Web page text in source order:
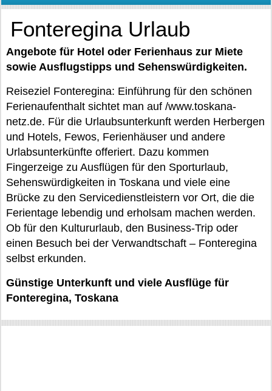
Fonteregina Urlaub
Angebote für Hotel oder Ferienhaus zur Miete
sowie Ausflugstipps und Sehenswürdigkeiten.
Reiseziel Fonteregina: Einführung für den schönen
Ferienaufenthalt sichtet man auf /www.toskana-
netz.de. Für die Urlaubsunterkunft werden Herbergen
und Hotels, Fewos, Ferienhäuser und andere
Urlabsunterkünfte offeriert. Dazu kommen
Fingerzeige zu Ausflügen für den Sporturlaub,
Sehenswürdigkeiten in Toskana und viele eine
Brücke zu den Servicedienstleistern vor Ort, die die
Ferientage lebendig und erholsam machen werden.
Ob für den Kultururlaub, den Business-Trip oder
einen Besuch bei der Verwandtschaft – Fonteregina
selbst erkunden.
Günstige Unterkunft und viele Ausflüge für
Fonteregina, Toskana